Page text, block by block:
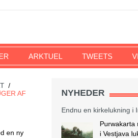
ARKTUEL TWEETS
/
AF
en ny
NYHEDER
Endnu en kirkelukning i
Purwakarta
i Vestjava